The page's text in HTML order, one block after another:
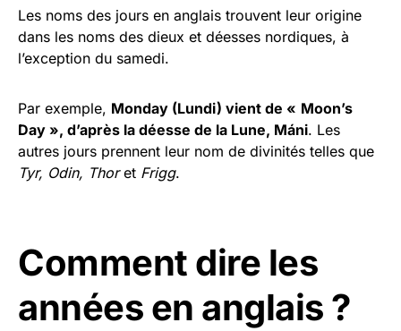
Les noms des jours en anglais trouvent leur origine
dans les noms des dieux et déesses nordiques, à
l’exception du samedi.
Par exemple, Monday (Lundi) vient de « Moon’s
Day », d’après la déesse de la Lune, Máni. Les
autres jours prennent leur nom de divinités telles que
Tyr, Odin, Thoret Frigg.
Comment dire les
années en anglais ?